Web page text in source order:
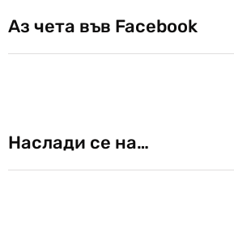
Аз чета във Facebook
Наслади се на…